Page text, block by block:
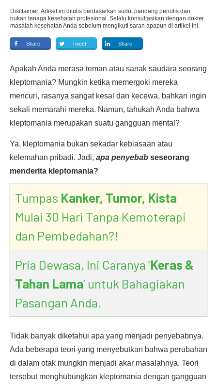
Disclaimer: Artikel ini ditulis berdasarkan sudut pandang penulis dan
bukan tenaga kesehatan profesional. Selalu konsultasikan dengan dokter
masalah kesehatan Anda sebelum mengikuti saran apapun di artikel ini.
Share Tweet Share
Apakah Anda merasa teman atau sanak saudara seorang
kleptomania? Mungkin ketika memergoki mereka
mencuri, rasanya sangat kesal dan kecewa, bahkan ingin
sekali memarahi mereka. Namun, tahukah Anda bahwa
kleptomania merupakan suatu gangguan mental?
Ya, kleptomania bukan sekadar kebiasaan atau
kelemahan pribadi. Jadi, apa penyebab seseorang
menderita kleptomania?
Tumpas Kanker, Tumor, Kista
Mulai 30 Hari Tanpa Kemoterapi
dan Pembedahan?!
Pria Dewasa, Ini Caranya ‘Keras &
Tahan Lama’ untuk Bahagiakan
Pasangan Anda.
Tidak banyak diketahui apa yang menjadi penyebabnya.
Ada beberapa teori yang menyebutkan bahwa perubahan
di dalam otak mungkin menjadi akar masalahnya. Teori
tersebut menghubungkan kleptomania dengan gangguan